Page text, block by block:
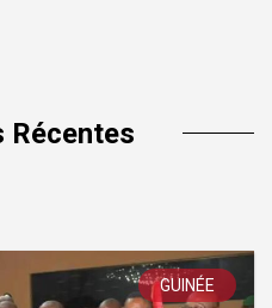
Récentes
GUINÉE